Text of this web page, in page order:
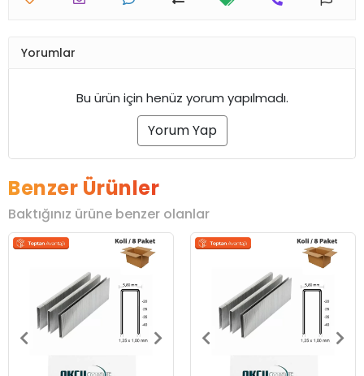
Yorumlar
Bu ürün için henüz yorum yapılmadı.
Yorum Yap
Benzer Ürünler
Baktığınız ürüne benzer olanlar